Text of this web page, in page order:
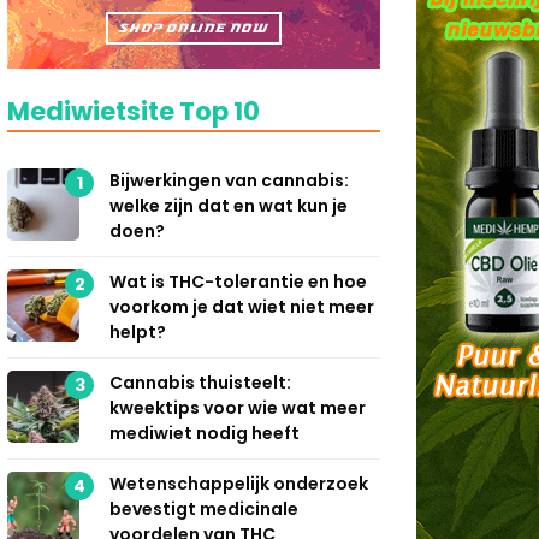
Mediwietsite Top 10
1
Bijwerkingen van cannabis:
welke zijn dat en wat kun je
doen?
2
Wat is THC-tolerantie en hoe
voorkom je dat wiet niet meer
helpt?
3
Cannabis thuisteelt:
kweektips voor wie wat meer
mediwiet nodig heeft
4
Wetenschappelijk onderzoek
bevestigt medicinale
voordelen van THC